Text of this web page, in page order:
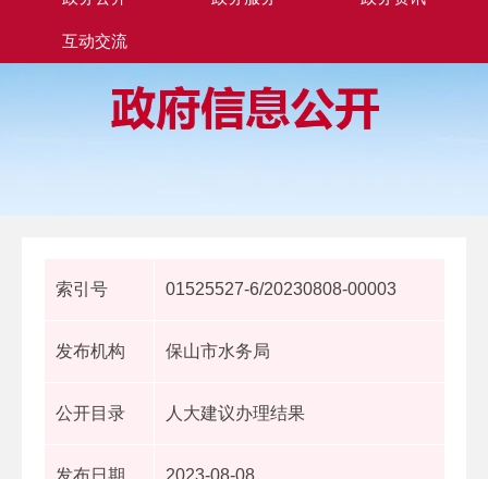
互动交流
索引号 01525527-6/20230808-00003
发布机构 保山市水务局
公开目录 人大建议办理结果
发布日期 2023-08-08